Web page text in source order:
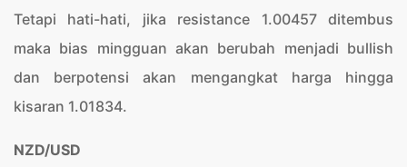
Tetapi hati-hati, jika resistance 1.00457 ditembus
maka bias mingguan akan berubah menjadi bullish
dan berpotensi akan mengangkat harga hingga
kisaran 1.01834.
NZD/USD